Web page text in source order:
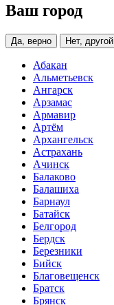
Ваш город
Да, верно Нет, другой
Абакан
Альметьевск
Ангарск
Арзамас
Армавир
Артём
Архангельск
Астрахань
Ачинск
Балаково
Балашиха
Барнаул
Батайск
Белгород
Бердск
Березники
Бийск
Благовещенск
Братск
Брянск